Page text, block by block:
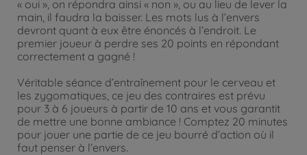
« oui », on répondra ainsi « non », ou au lieu de lever la
main, il faudra la baisser. Les mots lus à l’envers
devront quant à eux être énoncés à l’endroit. Le
premier joueur à perdre ses 20 points en répondant
correctement a gagné !
Véritable séance d’entraînement pour le cerveau et
les zygomatiques, ce jeu des contraires est prévu
pour 3 à 6 joueurs à partir de 10 ans et vous garantit
de mettre une bonne ambiance ! Comptez 20 minutes
pour jouer une partie de ce jeu bourré d’action où il
faut penser à l’envers.